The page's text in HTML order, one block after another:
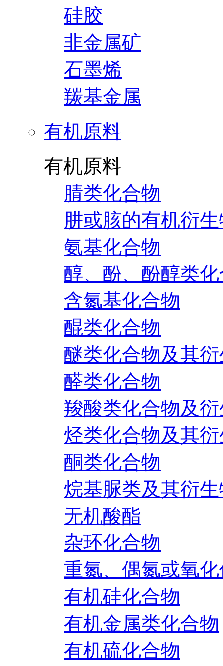
硅胶
非金属矿
石墨烯
羰基金属
有机原料
有机原料
腈类化合物
肼或胲的有机衍
氨基化合物
醇、酚、酚醇类
含氮基化合物
醌类化合物
醚类化合物及其
醛类化合物
羧酸类化合物及
烃类化合物及其
酮类化合物
烷基脲类及其衍
无机酸酯
杂环化合物
重氮、偶氮或氧
有机硅化合物
有机金属类化合物
有机硫化合物